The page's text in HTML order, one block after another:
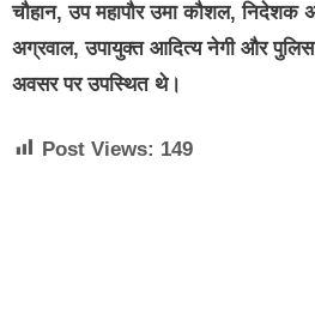
चौहान, उप महापौर उमा कौशल, निदेशक
अग्रवाल, उपायुक्त आदित्य नेगी और
अवसर पर उपस्थित थे।
Post Views: 149